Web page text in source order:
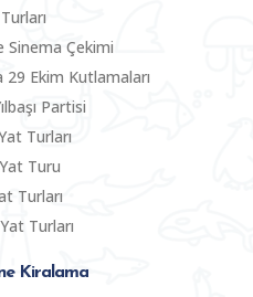
Sinema Çekimi
Ekim Kutlamaları
Partisi
Turları
Turu
Turları
Turları
Kiralama